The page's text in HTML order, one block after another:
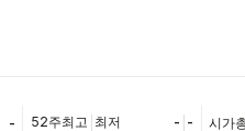
-
52주최고 최저 - -
시가